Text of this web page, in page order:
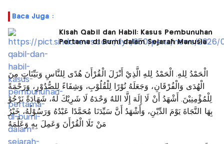
Baca Juga :
Kisah Qabil dan Habil: Kasus Pembunuhan
Pertama di Bumi dalam Sejarah Manusia
الْحَمْدُ لِلهِ. الْحَمْدُ لِلهِ الَّذِيْ أَنْزَلَ الْقُرْأَنَ هُدًى لِلنَّاسِ وَبَيِّنَاتٍ مِنَ
الْهُدَى وَالْفُرْقَانِ، وَجَعَلَهُ نُوْرًا لِلْقُلُوْبِ، وَشِفَاءً لِلصُّدُوْرِ، وَرَحْمَةً
لِلْمُؤْمِنِيْنَ. أَشْهَدُ أَنْ لَا إِلَهَ إِلَّا اللهُ وَحْدَهُ لَا شَرِيْكَ لَهُ، شَهَادَةً نَرْجُوْ
بِهَا النَّجَاةَ يَوْمَ الدِّيْنِ، وَأَشْهَدُ أَنَّ سَيِّدَنَا مُحَمَّدًا عَبْدُهُ وَرَسُوْلُهُ، خَيْرُ
مَنْ تَلَا الْقُرْأَنَ وَعَمِلَ بِهِ وَعَلَّمَهُ